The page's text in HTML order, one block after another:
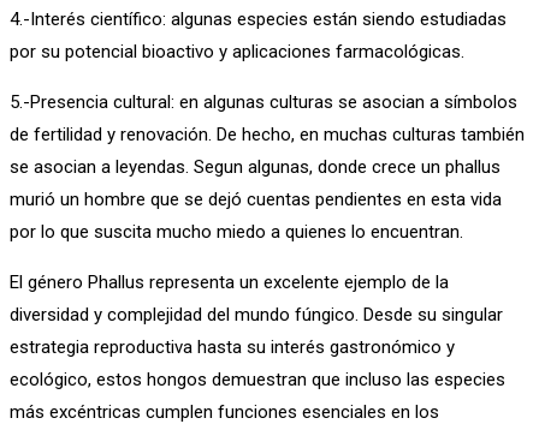
4.-Interés científico: algunas especies están siendo estudiadas
por su potencial bioactivo y aplicaciones farmacológicas.
5.-Presencia cultural: en algunas culturas se asocian a símbolos
de fertilidad y renovación. De hecho, en muchas culturas también
se asocian a leyendas. Segun algunas, donde crece un phallus
murió un hombre que se dejó cuentas pendientes en esta vida
por lo que suscita mucho miedo a quienes lo encuentran.
El género Phallus representa un excelente ejemplo de la
diversidad y complejidad del mundo fúngico. Desde su singular
estrategia reproductiva hasta su interés gastronómico y
ecológico, estos hongos demuestran que incluso las especies
más excéntricas cumplen funciones esenciales en los